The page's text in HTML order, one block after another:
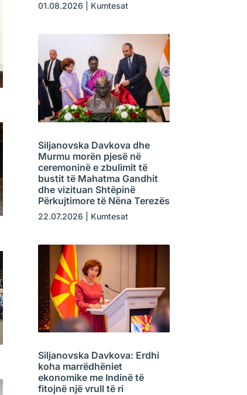
01.08.2026 Kumtesat
Siljanovska Davkova dhe
Murmu morën pjesë në
ceremoninë e zbulimit të
bustit të Mahatma Gandhit
dhe vizituan Shtëpinë
Përkujtimore të Nëna Terezës
22.07.2026 Kumtesat
Siljanovska Davkova: Erdhi
koha marrëdhëniet
ekonomike me Indinë të
fitojnë një vrull të ri